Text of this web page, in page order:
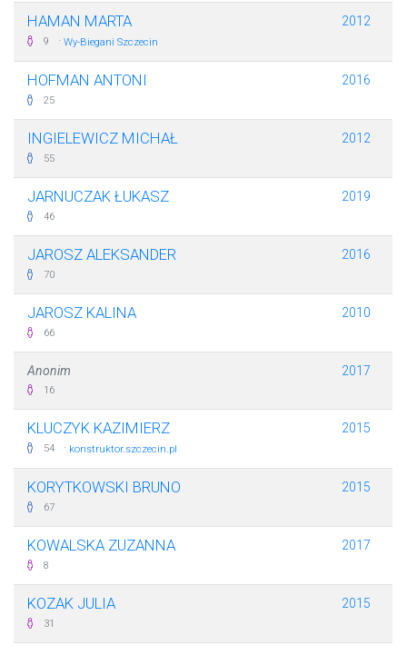
HAMAN MARTA
9 · Wy-Biegani Szczecin
2012
HOFMAN ANTONI
25
2016
INGIELEWICZ MICHAŁ
55
2012
JARNUCZAK ŁUKASZ
46
2019
JAROSZ ALEKSANDER
70
2016
JAROSZ KALINA
66
2010
Anonim
16
2017
KLUCZYK KAZIMIERZ
54 · konstruktor.szczecin.pl
2015
KORYTKOWSKI BRUNO
67
2015
KOWALSKA ZUZANNA
8
2017
KOZAK JULIA
31
2015